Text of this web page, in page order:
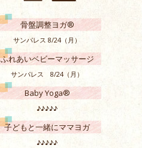
骨盤調整ヨガ®
サンパレス 8/24（月）
ふれあいベビーマッサージ
サンパレス 8/24（月）
Baby Yoga®
♪♪♪♪♪
子どもと一緒にママヨガ
♪♪♪♪♪